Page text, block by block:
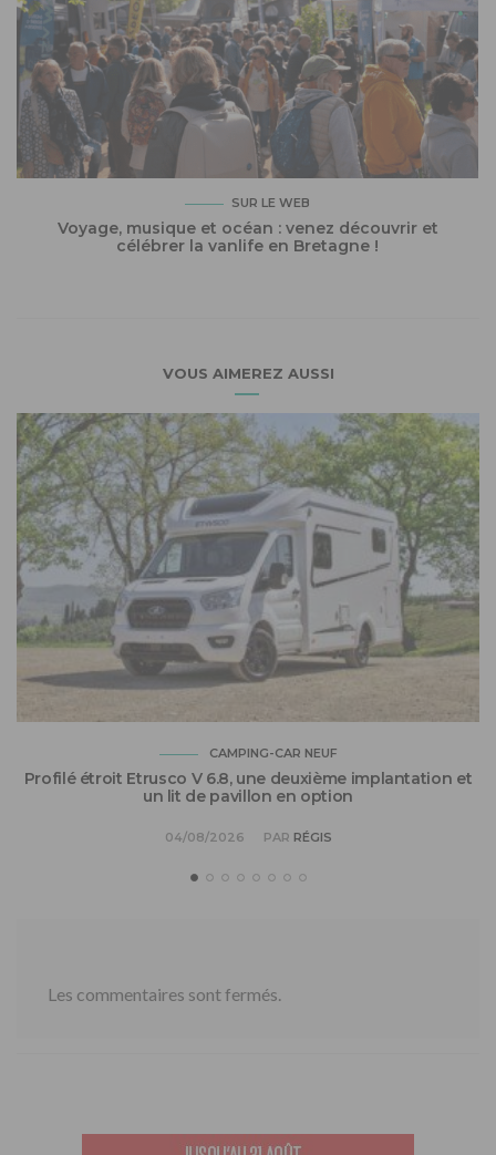
SUR LE WEB
Voyage, musique et océan : venez découvrir et
célébrer la vanlife en Bretagne !
VOUS AIMEREZ AUSSI
CAMPING-CAR NEUF
Profilé étroit Etrusco V 6.8, une deuxième implantation et
un lit de pavillon en option
04/08/2026 PAR RÉGIS
Les commentaires sont fermés.